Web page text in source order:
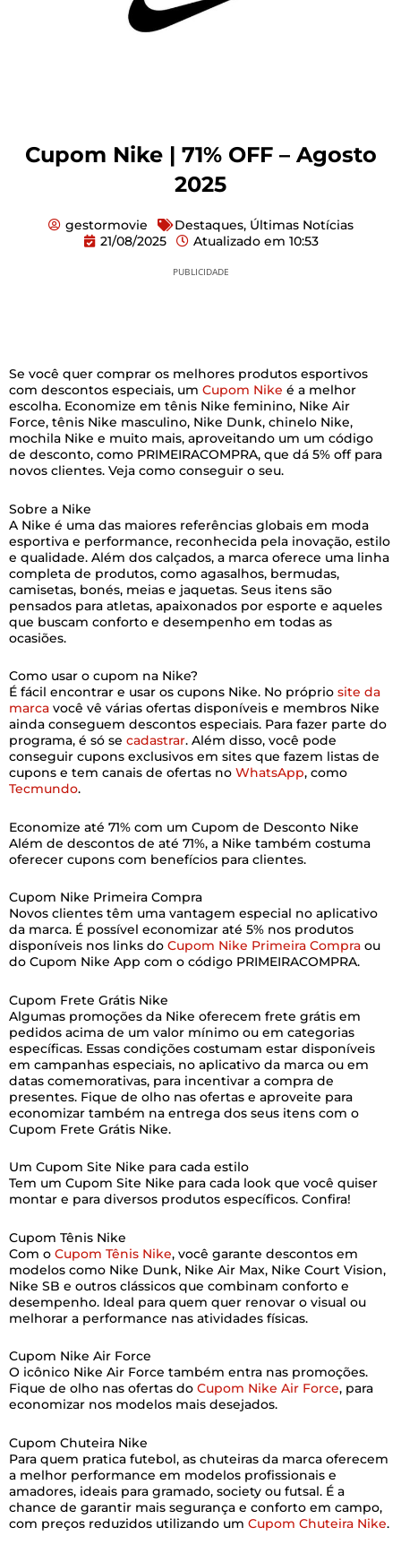
Cupom Nike | 71% OFF – Agosto
2025
gestormovie Destaques, Últimas Notícias
21/08/2025
Atualizado em 10:53
PUBLICIDADE
Se você quer comprar os melhores produtos esportivos
com descontos especiais, um Cupom Nike é a melhor
escolha. Economize em tênis Nike feminino, Nike Air
Force, tênis Nike masculino, Nike Dunk, chinelo Nike,
mochila Nike e muito mais, aproveitando um um código
de desconto, como PRIMEIRACOMPRA, que dá 5% off para
novos clientes. Veja como conseguir o seu.
Sobre a Nike
A Nike é uma das maiores referências globais em moda
esportiva e performance, reconhecida pela inovação, estilo
e qualidade. Além dos calçados, a marca oferece uma linha
completa de produtos, como agasalhos, bermudas,
camisetas, bonés, meias e jaquetas. Seus itens são
pensados para atletas, apaixonados por esporte e aqueles
que buscam conforto e desempenho em todas as
ocasiões.
Como usar o cupom na Nike?
É fácil encontrar e usar os cupons Nike. No próprio site da
marca você vê várias ofertas disponíveis e membros Nike
ainda conseguem descontos especiais. Para fazer parte do
programa, é só se cadastrar. Além disso, você pode
conseguir cupons exclusivos em sites que fazem listas de
cupons e tem canais de ofertas no WhatsApp, como
Tecmundo.
Economize até 71% com um Cupom de Desconto Nike
Além de descontos de até 71%, a Nike também costuma
oferecer cupons com benefícios para clientes.
Cupom Nike Primeira Compra
Novos clientes têm uma vantagem especial no aplicativo
da marca. É possível economizar até 5% nos produtos
disponíveis nos links do Cupom Nike Primeira Compra ou
do Cupom Nike App com o código PRIMEIRACOMPRA.
Cupom Frete Grátis Nike
Algumas promoções da Nike oferecem frete grátis em
pedidos acima de um valor mínimo ou em categorias
específicas. Essas condições costumam estar disponíveis
em campanhas especiais, no aplicativo da marca ou em
datas comemorativas, para incentivar a compra de
presentes. Fique de olho nas ofertas e aproveite para
economizar também na entrega dos seus itens com o
Cupom Frete Grátis Nike.
Um Cupom Site Nike para cada estilo
Tem um Cupom Site Nike para cada look que você quiser
montar e para diversos produtos específicos. Confira!
Cupom Tênis Nike
Com o Cupom Tênis Nike, você garante descontos em
modelos como Nike Dunk, Nike Air Max, Nike Court Vision,
Nike SB e outros clássicos que combinam conforto e
desempenho. Ideal para quem quer renovar o visual ou
melhorar a performance nas atividades físicas.
Cupom Nike Air Force
O icônico Nike Air Force também entra nas promoções.
Fique de olho nas ofertas do Cupom Nike Air Force, para
economizar nos modelos mais desejados.
Cupom Chuteira Nike
Para quem pratica futebol, as chuteiras da marca oferecem
a melhor performance em modelos profissionais e
amadores, ideais para gramado, society ou futsal. É a
chance de garantir mais segurança e conforto em campo,
com preços reduzidos utilizando um Cupom Chuteira Nike.